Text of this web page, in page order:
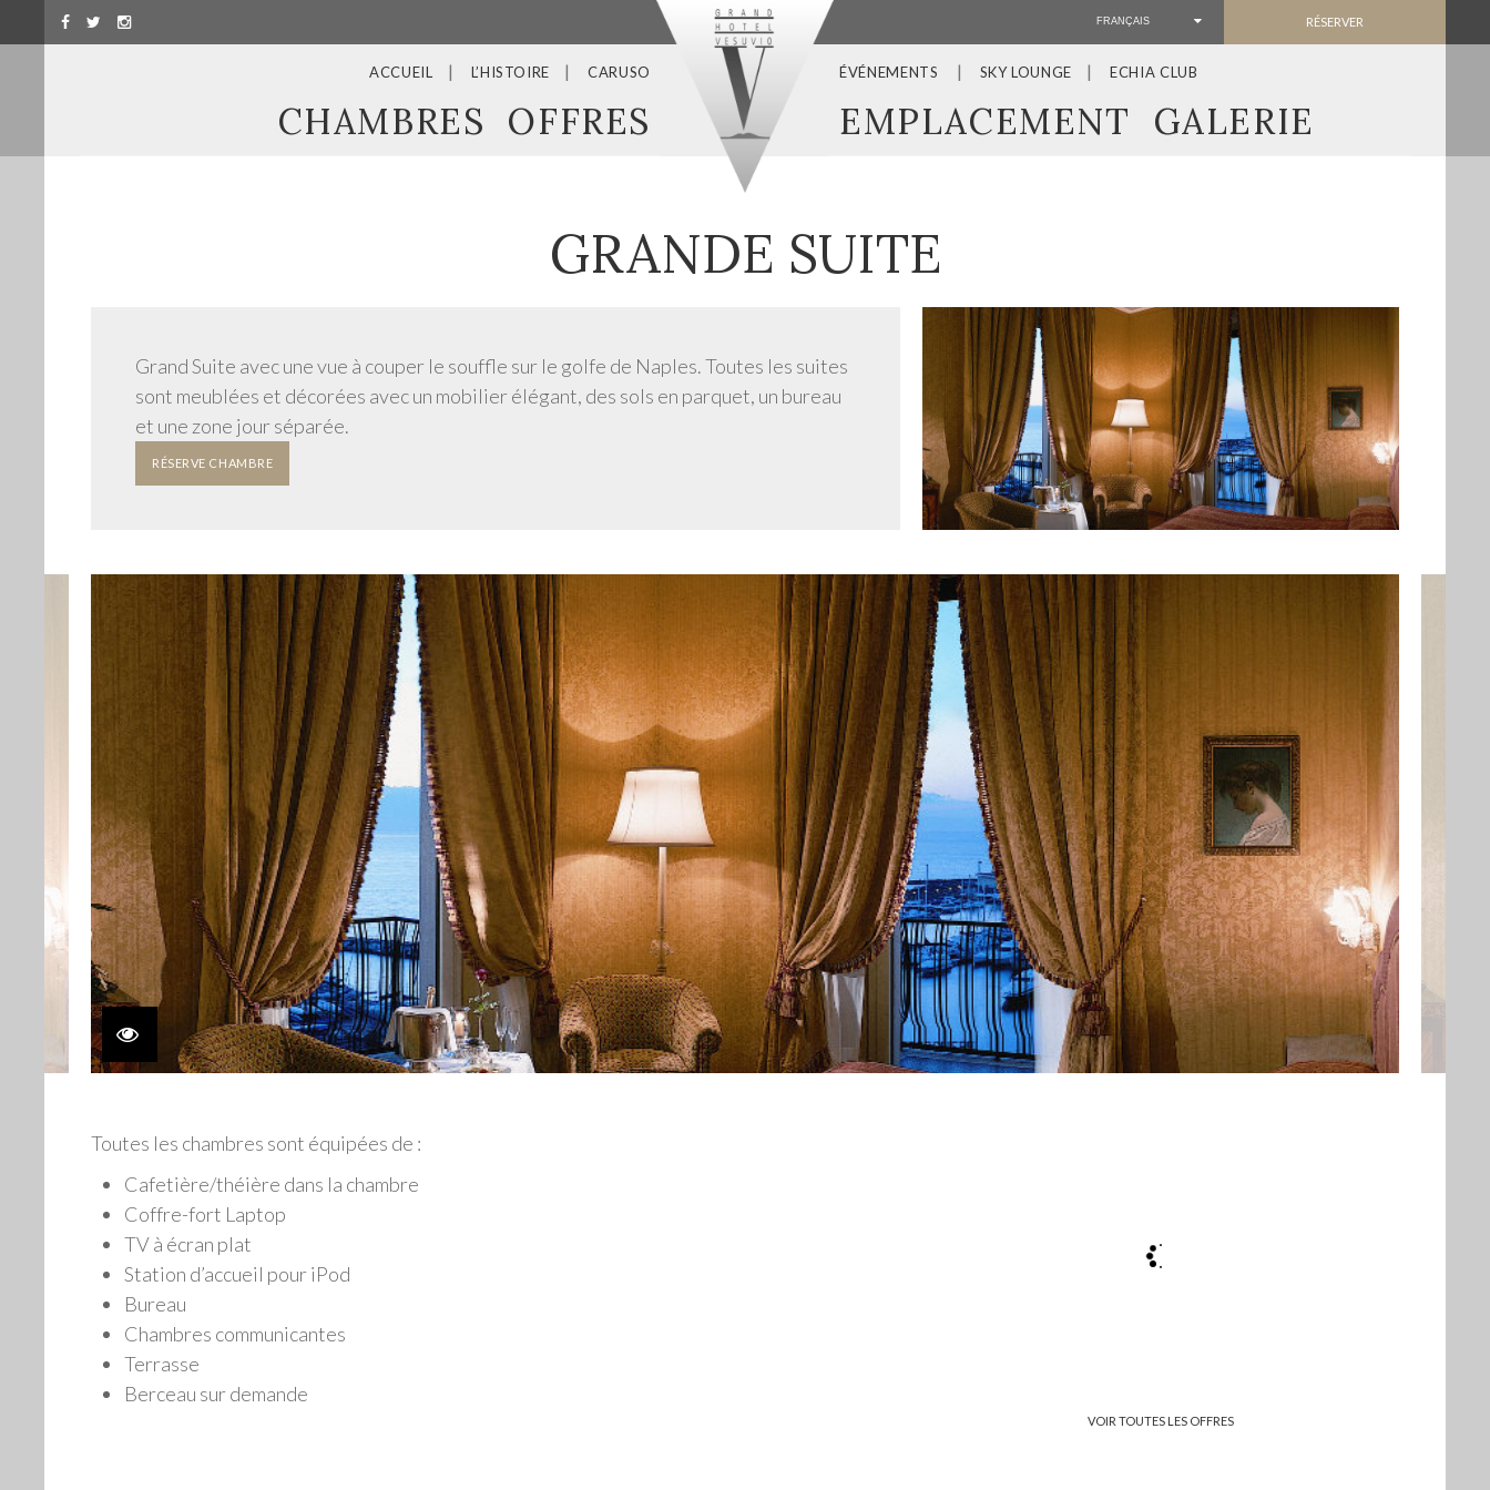
RÉSERVER
FRANÇAIS
ACCUEIL L’HISTOIRE CARUSO ÉVÉNEMENTS SKY LOUNGE ECHIA CLUB
CHAMBRES OFFRES EMPLACEMENT GALERIE
GRANDE SUITE
Grand Suite avec une vue à couper le souffle sur le golfe de Naples. Toutes les suites
sont meublées et décorées avec un mobilier élégant, des sols en parquet, un bureau
et une zone jour séparée.
RÉSERVE CHAMBRE
Toutes les chambres sont équipées de :
Cafetière/théière dans la chambre
Coffre-fort Laptop
TV à écran plat
Station d’accueil pour iPod
Bureau
Chambres communicantes
Terrasse
Berceau sur demande
VOIR TOUTES LES OFFRES